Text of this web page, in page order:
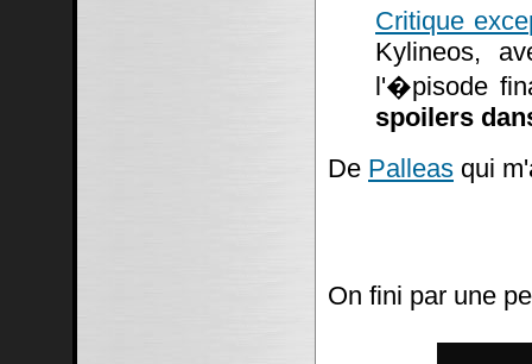
Critique
Kylineos,
l'�pisode
spoilers
De Palleas qui
On fini par une